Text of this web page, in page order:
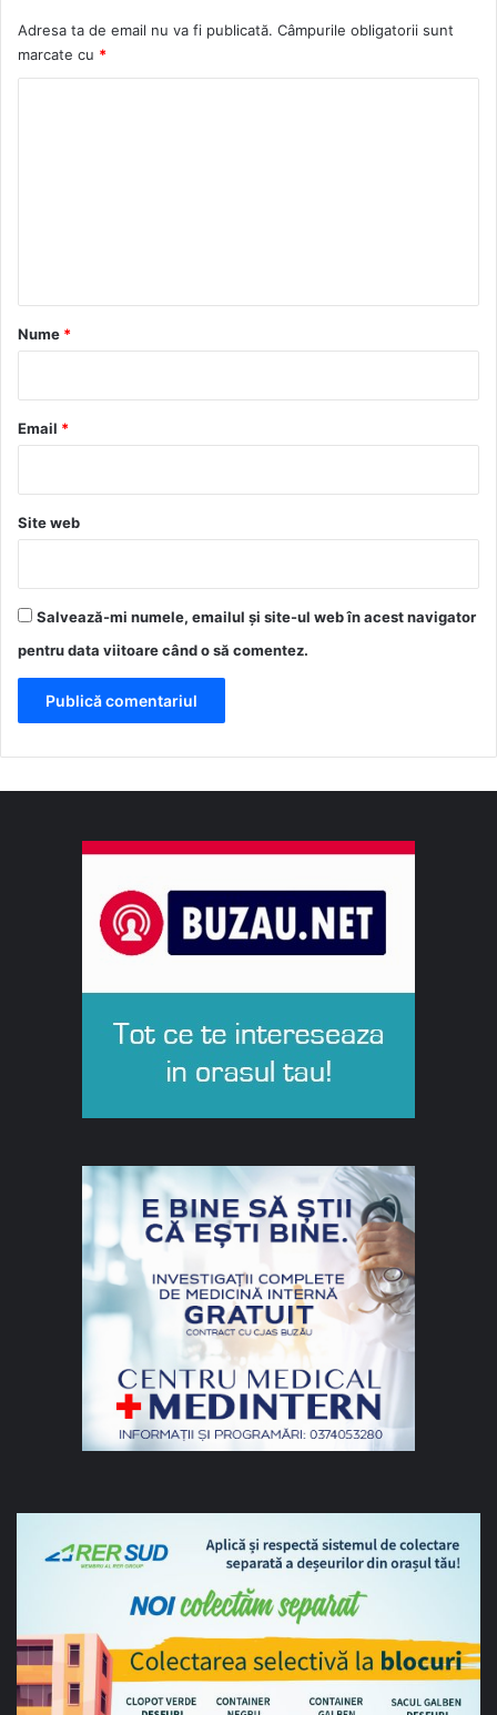
Adresa ta de email nu va fi publicată. Câmpurile obligatorii sunt
marcate cu *
r
*
Nume *
Email *
Site web
Salvează-mi numele, emailul și site-ul web în acest navigator
pentru data viitoare când o să comentez.